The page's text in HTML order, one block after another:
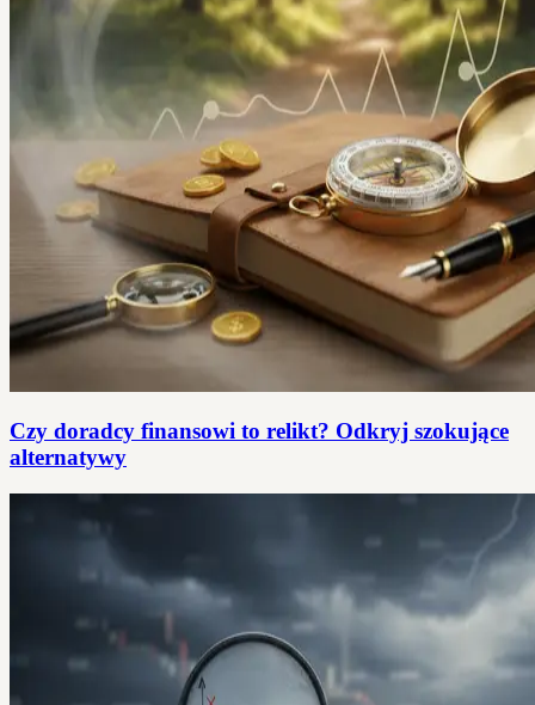
Czy doradcy finansowi to relikt? Odkryj szokujące
alternatywy